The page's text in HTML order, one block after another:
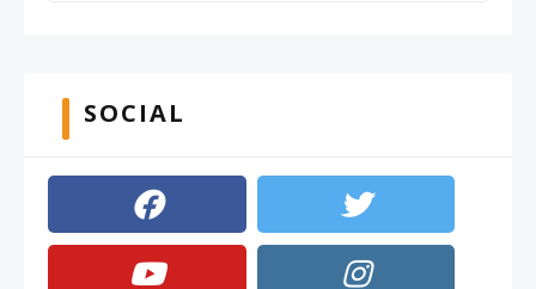
SOCIAL